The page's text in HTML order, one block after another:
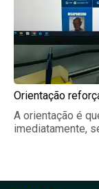
Orientação
A orientação é
imediatamente,